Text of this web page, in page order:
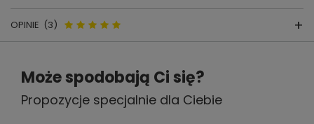
HALKA DKaren AGATHA
kraj produkcji: POLSKA
producent :
OPINIE (3)
Opinie o Agatha Halka satynowa
koszulka damska DKaren -
wrzos/czarny
Może spodobają Ci się?
Propozycje specjalnie dla Ciebie